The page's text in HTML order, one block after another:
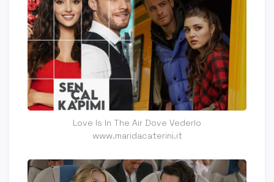
Love Is In The Air Dove Vederlo
www.maridacaterini.it